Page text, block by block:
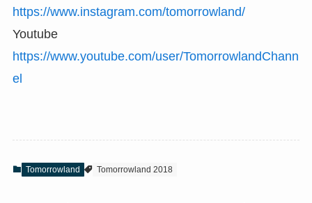
https://www.instagram.com/tomorrowland/
Youtube
https://www.youtube.com/user/TomorrowlandChann
el
Tomorrowland Tomorrowland 2018